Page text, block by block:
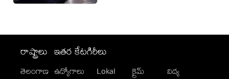
రాష్ట్రాలు
తెలంగాణ
ఇతర కేటగిరీలు
ఉద్యోగాలు
Lokal
క్రైమ్
విద్య